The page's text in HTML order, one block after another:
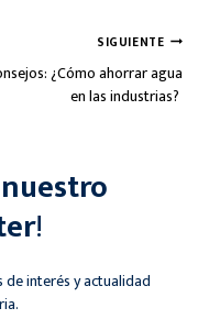
SIGUIENTE
¿Cómo ahorrar agua
en las industrias?
!
interés y actualidad